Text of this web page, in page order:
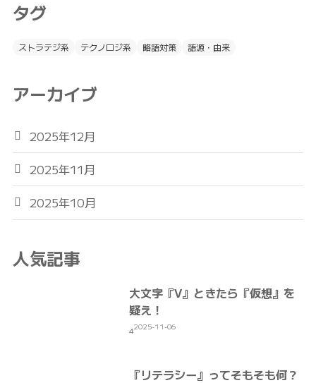
タグ
ストラテジ系 テクノロジ系 略語対策 語源・由来
アーカイブ
2025年12月
2025年11月
2025年10月
人気記事
大文字『V』ときたら『仮想』を
疑え！
42025-11-06
『リテラシー』ってそもそも何？